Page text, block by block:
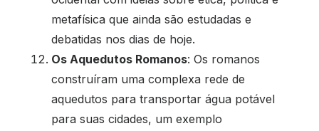
metafísica que ainda são estudadas e
debatidas nos dias de hoje.
Os Aquedutos Romanos: Os romanos
construíram uma complexa rede de
aquedutos para transportar água potável
para suas cidades, um exemplo